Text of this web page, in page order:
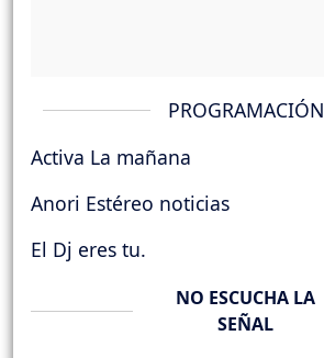
PROGRAMACIÓN
Activa La mañana
Anori Estéreo noticias
El Dj eres tu.
NO ESCUCHA LA
SEÑAL